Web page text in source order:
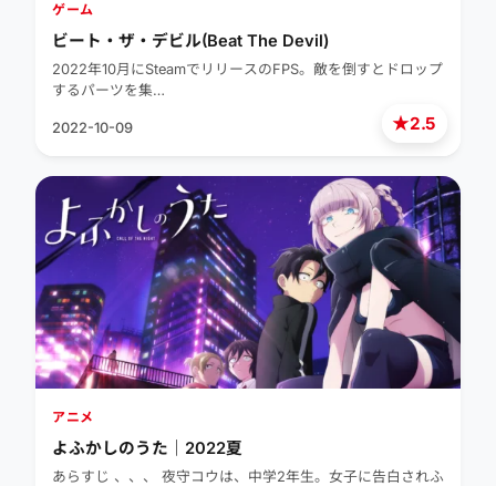
★2.5
ゲーム
ビート・ザ・デビル(Beat The Devil)
2022年10月にSteamでリリースのFPS。敵を倒すとドロップ
するパーツを集…
2022-10-09
アニメ
よふかしのうた｜2022夏
あらすじ 、、、 夜守コウは、中学2年生。女子に告白されふ